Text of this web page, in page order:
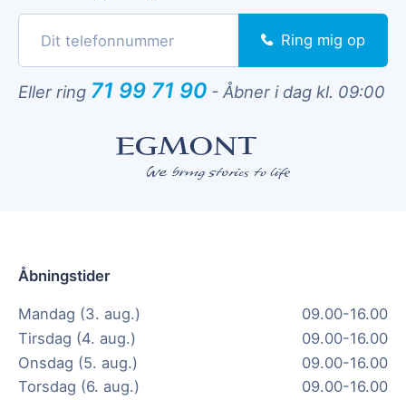
Ring mig op
Eller ring 71 99 71 90 - Åbner i dag kl. 09:00
Åbningstider
Mandag (3. aug.)
09.00-16.00
Tirsdag (4. aug.)
09.00-16.00
Onsdag (5. aug.)
09.00-16.00
Torsdag (6. aug.)
09.00-16.00